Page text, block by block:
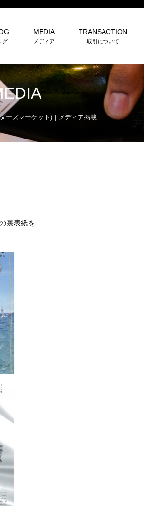
グ
MEDIA
メディア
TRANSACTION
取引について
ーズマーケット) ｜ メディア掲載
裏表紙を